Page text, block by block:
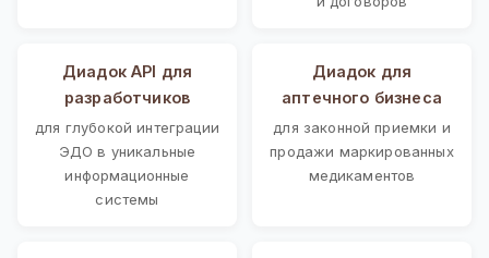
Диадок API для
разработчиков
для глубокой интеграции
ЭДО в уникальные
информационные
системы
Диадок для
аптечного бизнеса
для законной приемки и
продажи маркированных
медикаментов